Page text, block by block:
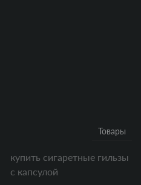
Товары
купить сигаретные гильзы
с капсулой